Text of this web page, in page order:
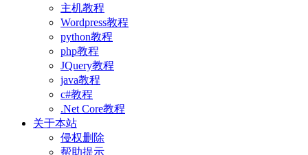
主机教程
Wordpress教程
python教程
php教程
JQuery教程
java教程
c#教程
.Net Core教程
关于本站
侵权删除
帮助提示